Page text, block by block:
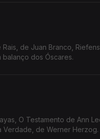
de Juan Branco,
balanço dos Óscares.
O Testamento de Ann
Verdade, de Werner Herzog.